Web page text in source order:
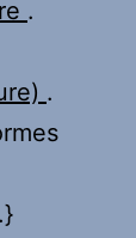
.
.
.}